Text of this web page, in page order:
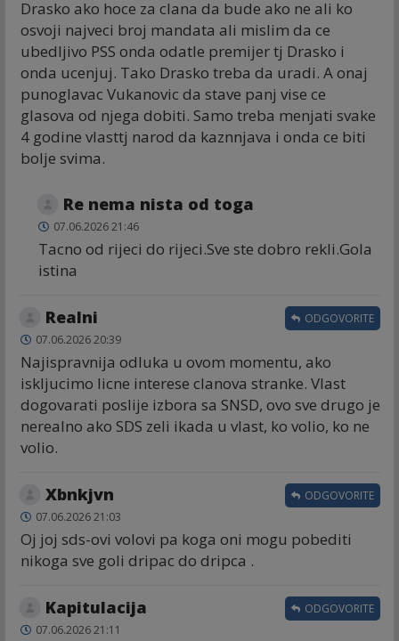
Drasko ako hoce za clana da bude ako ne ali ko
osvoji najveci broj mandata ali mislim da ce
ubedljivo PSS onda odatle premijer tj Drasko i
onda ucenjuj. Tako Drasko treba da uradi. A onaj
punoglavac Vukanovic da stave panj vise ce
glasova od njega dobiti. Samo treba menjati svake
4 godine vlasttj narod da kaznnjava i onda ce biti
bolje svima.
Re nema nista od toga
07.06.2026 21:46
Tacno od rijeci do rijeci.Sve ste dobro rekli.Gola
istina
Realni
07.06.2026 20:39
Najispravnija odluka u ovom momentu, ako
iskljucimo licne interese clanova stranke. Vlast
dogovarati poslije izbora sa SNSD, ovo sve drugo je
nerealno ako SDS zeli ikada u vlast, ko volio, ko ne
volio.
ODGOVORITE
Xbnkjvn
07.06.2026 21:03
Oj joj sds-ovi volovi pa koga oni mogu pobediti
nikoga sve goli dripac do dripca .
ODGOVORITE
Kapitulacija
07.06.2026 21:11
ODGOVORITE